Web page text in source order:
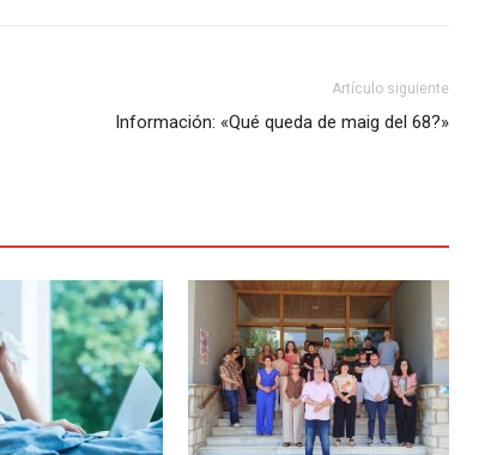
Artículo siguiente
Información: «Qué queda de maig del 68?»